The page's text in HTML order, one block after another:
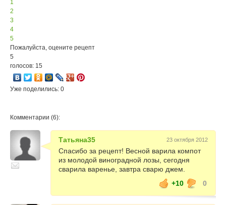
1
2
3
4
5
Пожалуйста, оцените рецепт
5
голосов: 15
Уже поделились: 0
Комментарии (6):
Татьяна35 23 октября 2012
Спасибо за рецепт! Весной варила компот
из молодой виноградной лозы, сегодня
сварила варенье, завтра сварю джем.
+10
0